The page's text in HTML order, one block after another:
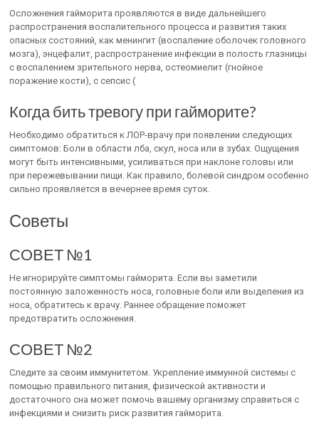
Осложнения гайморита проявляются в виде дальнейшего
распространения воспалительного процесса и развития таких
опасных состояний, как менингит (воспаление оболочек головного
мозга), энцефалит, распространение инфекции в полость глазницы
с воспалением зрительного нерва, остеомиелит (гнойное
поражение кости), c cепсис (
Когда бить тревогу при гайморите?
Необходимо обратиться к ЛОР-врачу при появлении следующих
симптомов: Боли в области лба, скул, носа или в зубах. Ощущения
могут быть интенсивными, усиливаться при наклоне головы или
при пережевывании пищи. Как правило, болевой синдром особенно
сильно проявляется в вечернее время суток.
Советы
СОВЕТ №1
Не игнорируйте симптомы гайморита. Если вы заметили
постоянную заложенность носа, головные боли или выделения из
носа, обратитесь к врачу. Раннее обращение поможет
предотвратить осложнения.
СОВЕТ №2
Следите за своим иммунитетом. Укрепление иммунной системы с
помощью правильного питания, физической активности и
достаточного сна может помочь вашему организму справиться с
инфекциями и снизить риск развития гайморита.